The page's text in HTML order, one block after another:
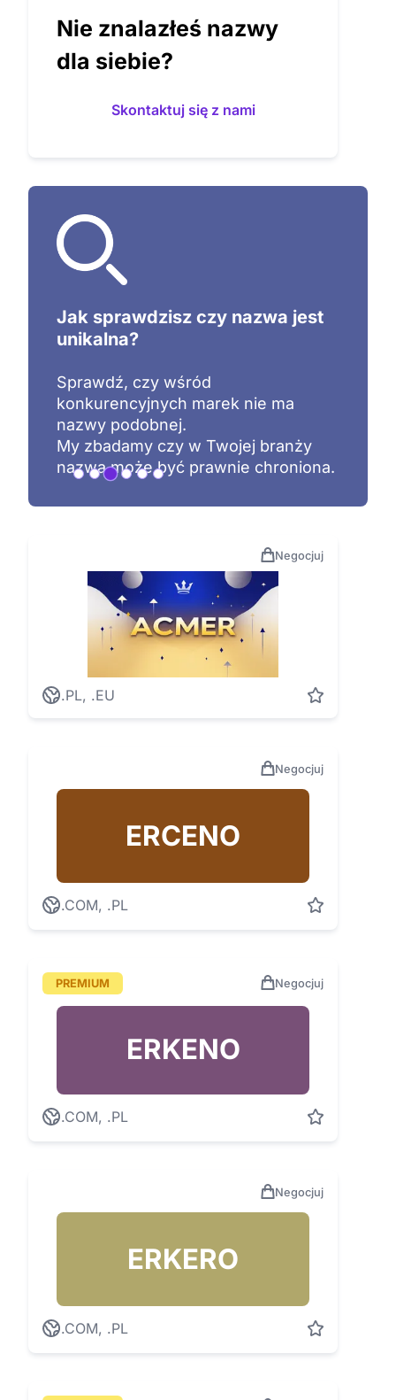
Nie znalazłeś nazwy
dla siebie?
Skontaktuj się z nami
Zadbaj o bezpieczeństwo
właścicielem zgodnie z prawem
autorskim.
Wyłączność na jej stosowanie daje
Ci rejestracja znaku towarowego.
Negocjuj
.PL, .EU
Negocjuj
ERCENO
.COM, .PL
PREMIUM Negocjuj
ERKENO
.COM, .PL
Negocjuj
ERKERO
.COM, .PL